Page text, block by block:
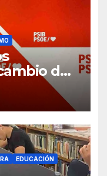
de
vivienda
EDUCACIÓN